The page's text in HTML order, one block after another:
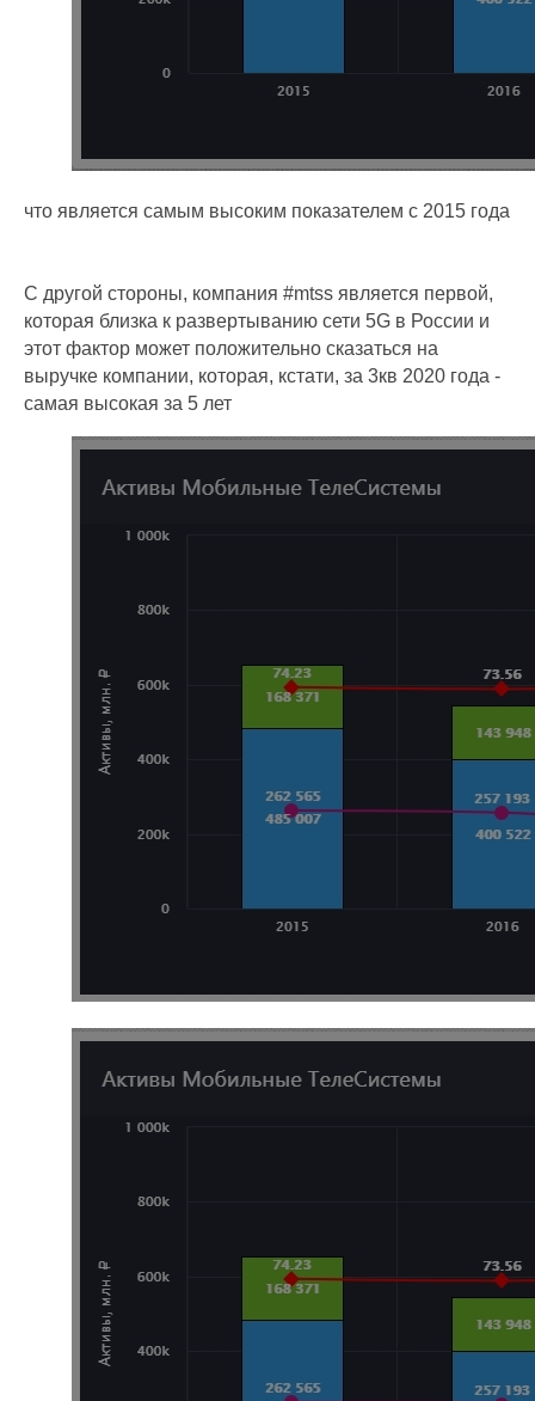
что является самым высоким показателем с 2015 года
С другой стороны, компания #mtss является первой,
которая близка к развертыванию сети 5G в России и
этот фактор может положительно сказаться на
выручке компании, которая, кстати, за 3кв 2020 года -
самая высокая за 5 лет